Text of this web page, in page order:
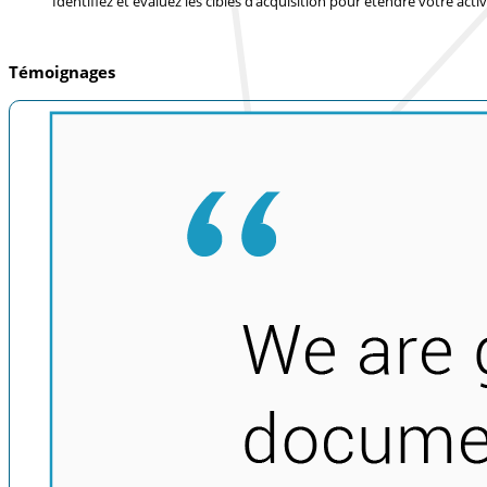
Témoignages